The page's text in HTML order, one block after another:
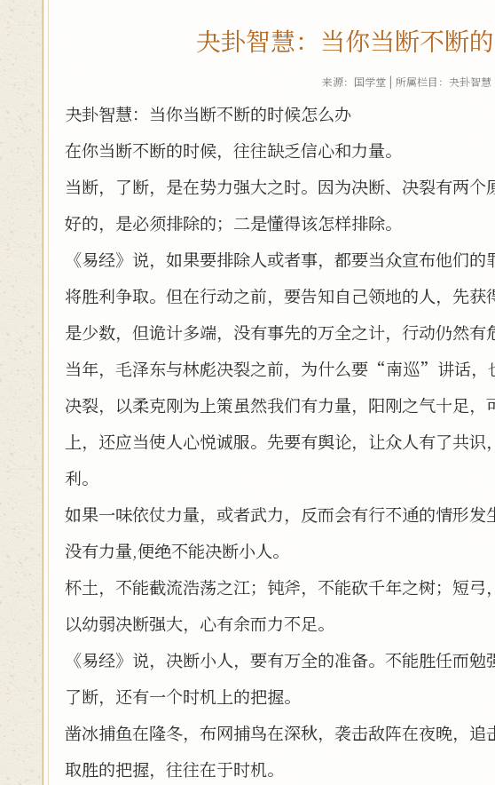
夬卦智慧：当你当断不断
来源：国学堂 | 所属栏目：夬卦智慧
夬卦智慧：当你当断不断的时候怎么办
在你当断不断的时候，往往缺乏信心和力量。
当断，了断，是在势力强大之时。因为决断、决裂有两
好的，是必须排除的；二是懂得该怎样排除。
《易经》说，如果要排除人或者事，都要当众宣布他们
将胜利争取。但在行动之前，要告知自己领地的人，先
是少数，但诡计多端，没有事先的万全之计，行动仍然有
当年，毛泽东与林彪决裂之前，为什么要“南巡”讲话，
决裂，以柔克刚为上策虽然我们有力量，阳刚之气十足
上，还应当使人心悦诚服。先要有舆论，让众人有了共
利。
如果一味依仗力量，或者武力，反而会有行不通的情形发
没有力量,便绝不能决断小人。
杯土，不能截流浩荡之江；钝斧，不能砍千年之树；短
以幼弱决断强大，心有余而力不足。
《易经》说，决断小人，要有万全的准备。不能胜任而勉
了断，还有一个时机上的把握。
凿冰捕鱼在隆冬，布网捕鸟在深秋，袭击敌阵在夜晚，
取胜的把握，往往在于时机。